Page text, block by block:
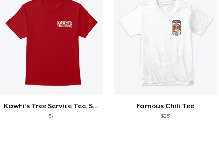
Kawhi’s Tree Service Tee, Shirts, Mug
$7
Famous Chili Tee
$25